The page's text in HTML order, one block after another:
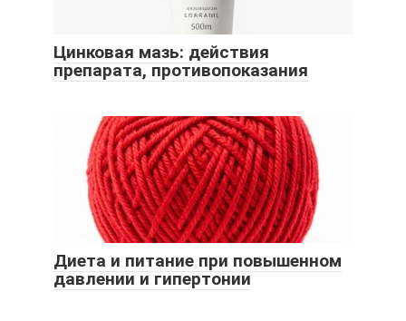
Цинковая мазь: действия
препарата, противопоказания
Диета и питание при повышенном
давлении и гипертонии